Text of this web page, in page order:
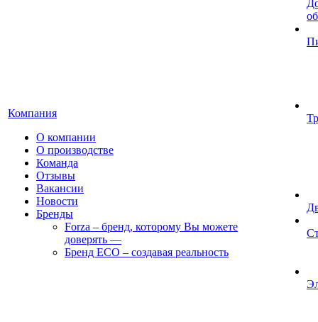
Компания
О компании
О производстве
Команда
Отзывы
Вакансии
Новости
Бренды
Forza – бренд, которому Вы можете
доверять —
Бренд ECO – создавая реальность